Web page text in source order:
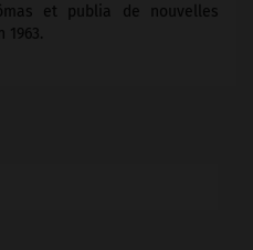
et publia de nouvelles